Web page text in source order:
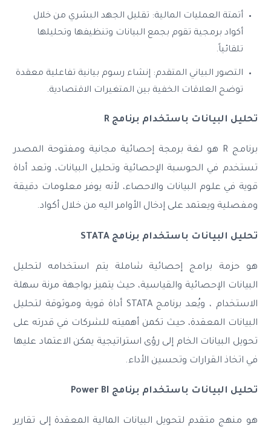
أتمتة العمليات المالية: تقليل الجهد البشري من خلال
أكواد برمجية تقوم بجمع البيانات وتنظيفها وتحليلها
تلقائياً.
التصور البياني المتقدم: إنشاء رسوم بيانية تفاعلية معقدة
توضح العلاقات الخفية بين المتغيرات الاقتصادية.
تحليل البيانات باستخدام برنامج R
برنامج R هو لغة برمجة إحصائية مجانية ومفتوحة المصدر
تستخدم في الحوسبة الإحصائية وتحليل البيانات، وتعد أداة
قوية في علوم البيانات والاحصاء، لأنه يوفر معلومات دقيقة
ومفصلية ويعتمد على إدخال الأوامر اليه من خلال أكواد.
تحليل البيانات باستخدام برنامج STATA
هو حزمة برامج إحصائية شاملة يتم استخدامه لتحليل
البيانات الإحصائية والقياسية، حيث يتميز بواجهة مرنة سهلة
الاستخدام ، ويُعد برنامج STATA أداة قوية وموثوقة لتحليل
البيانات المعقدة، حيث تكمن أهميته للشركات في قدرته على
تحويل البيانات الخام إلى رؤى استراتيجية يمكن الاعتماد عليها
في اتخاذ القرارات وتحسين الأداء.
تحليل البيانات باستخدام برنامج Power BI
هو منهج متقدم لتحويل البيانات المالية المعقدة إلى تقارير